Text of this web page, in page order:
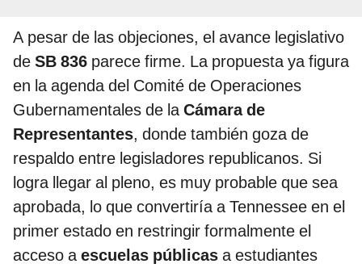
A pesar de las objeciones, el avance legislativo
de SB 836 parece firme. La propuesta ya figura
en la agenda del Comité de Operaciones
Gubernamentales de laCámara de
Representantes, donde también goza de
respaldo entre legisladores republicanos. Si
logra llegar al pleno, es muy probable que sea
aprobada, lo que convertiría a Tennessee en el
primer estado en restringir formalmente el
acceso aescuelas públicas a estudiantes